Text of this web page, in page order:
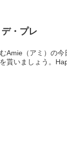
・プレ
Amie（アミ）の
貰いましょう。